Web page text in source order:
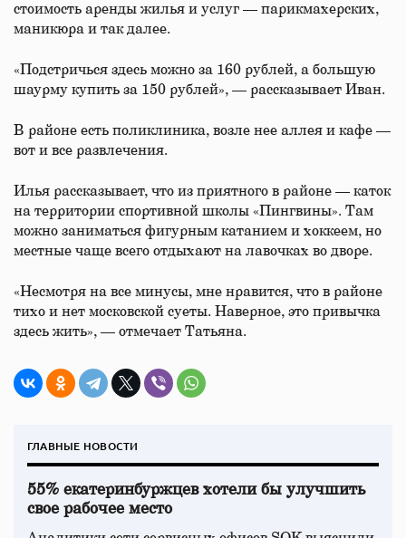
стоимость аренды жилья и услуг — парикмахерских,
маникюра и так далее.
«Подстричься здесь можно за 160 рублей, а большую
шаурму купить за 150 рублей», — рассказывает Иван.
В районе есть поликлиника, возле нее аллея и кафе —
вот и все развлечения.
Илья рассказывает, что из приятного в районе — каток
на территории спортивной школы «Пингвины». Там
можно заниматься фигурным катанием и хоккеем, но
местные чаще всего отдыхают на лавочках во дворе.
«Несмотря на все минусы, мне нравится, что в районе
тихо и нет московской суеты. Наверное, это привычка
здесь жить», — отмечает Татьяна.
ГЛАВНЫЕ НОВОСТИ
55% екатеринбуржцев хотели бы улучшить
свое рабочее место